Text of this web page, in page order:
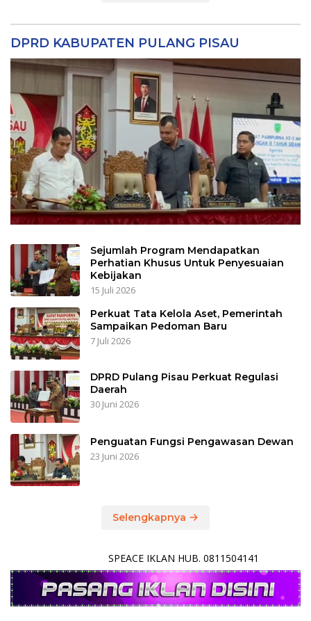
DPRD KABUPATEN PULANG PISAU
Sejumlah Program Mendapatkan
Perhatian Khusus Untuk Penyesuaian
Kebijakan
15 Juli 2026
Perkuat Tata Kelola Aset, Pemerintah
Sampaikan Pedoman Baru
7 Juli 2026
DPRD Pulang Pisau Perkuat Regulasi
Daerah
30 Juni 2026
Penguatan Fungsi Pengawasan Dewan
23 Juni 2026
Selengkapnya
SPEACE IKLAN HUB. 0811504141